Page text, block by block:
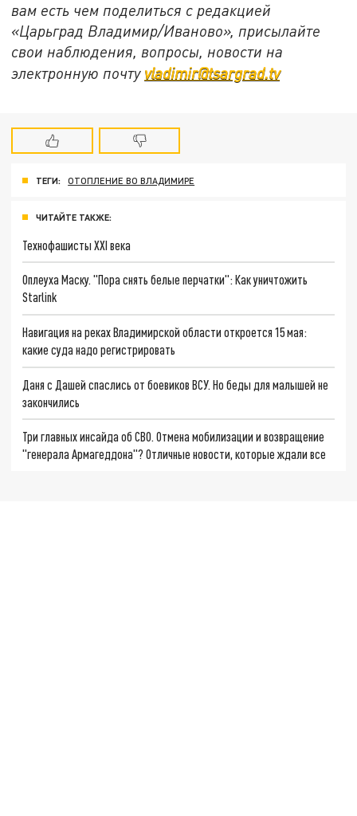
вам есть чем поделиться с редакцией
«Царьград Владимир/Иваново», присылайте
свои наблюдения, вопросы, новости на
электронную почту vladimir@tsargrad.tv
ТЕГИ: ОТОПЛЕНИЕ ВО ВЛАДИМИРЕ
ЧИТАЙТЕ ТАКЖЕ:
Технофашисты XXI века
Оплеуха Маску. "Пора снять белые перчатки": Как уничтожить
Starlink
Навигация на реках Владимирской области откроется 15 мая:
какие суда надо регистрировать
Даня с Дашей спаслись от боевиков ВСУ. Но беды для малышей не
закончились
Три главных инсайда об СВО. Отмена мобилизации и возвращение
"генерала Армагеддона"? Отличные новости, которые ждали все